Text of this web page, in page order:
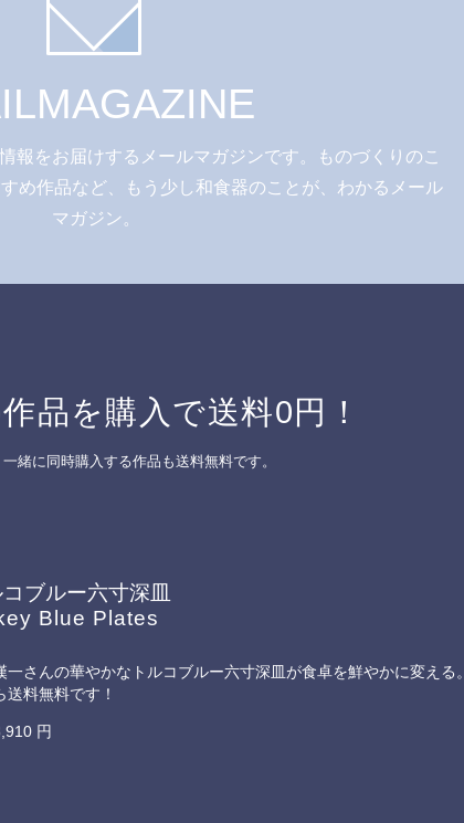
報をお届けするメールマガジンです。ものづくりのこ
め作品など、もう少し和食器のことが、わかるメール
マガジン。
品を購入で送料0円！
緒に同時購入する作品も送料無料です。
コブルー六寸深皿
Blue Plates
一さんの華やかなトルコブルー六寸深皿が食卓を鮮やかに変える。
送料無料です！
円